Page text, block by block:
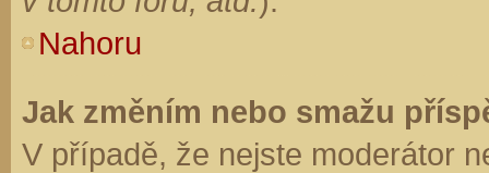
Nahoru
Jak změním nebo smažu
V případě, že nejste moderátor